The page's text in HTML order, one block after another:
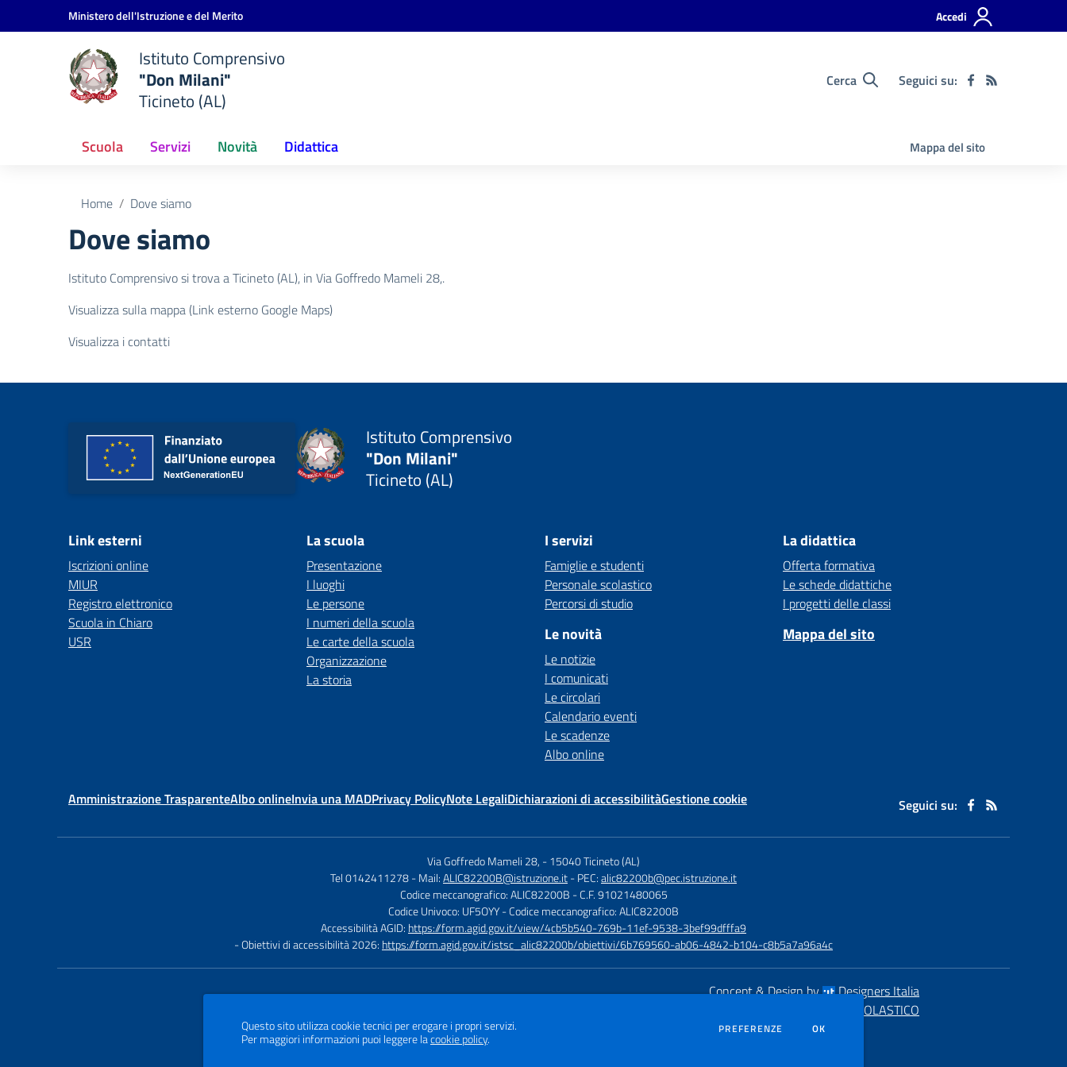
Vai ai contenuti
Vai al menu di navigazioneMinistero dell'Istruzione e del Merito Accedi
Istituto Comprensivo
"Don Milani"
Ticineto (AL)
Cerca Seguici su:
Scuola Servizi Novità Didattica Mappa del sito
Home Dove siamo
Dove siamo
Istituto Comprensivo si trova a Ticineto (AL), in Via Goffredo Mameli 28,.
Visualizza sulla mappa (Link esterno Google Maps)
Visualizza i contatti
Istituto Comprensivo
"Don Milani"
Ticineto (AL)
Link esterni
Iscrizioni online
MIUR
Registro elettronico
Scuola in Chiaro
USR
La scuola
Presentazione
I luoghi
Le persone
I numeri della scuola
Le carte della scuola
Organizzazione
La storia
I servizi
Famiglie e studenti
Personale scolastico
Percorsi di studio
Le novità
Le notizie
I comunicati
Le circolari
Calendario eventi
Le scadenze
Albo online
La didattica
Offerta formativa
Le schede didattiche
I progetti delle classi
Mappa del sito
Amministrazione TrasparenteAlbo onlineInvia una MADPrivacy PolicyNote LegaliDichiarazioni di accessibilitàGestione cookie Seguici su:
Via Goffredo Mameli 28, -15040 Ticineto (AL)
Tel 0142411278- Mail:ALIC82200B@istruzione.it- PEC:alic82200b@pec.istruzione.it
Codice meccanografico: ALIC82200B - C.F. 91021480065
Codice Univoco: UF5OYY- Codice meccanografico: ALIC82200B
Accessibilità AGID: https://form.agid.gov.it/view/4cb5b540-769b-11ef-9538-3bef99dfffa9
- Obiettivi di accessibilità 2026: https://form.agid.gov.it/istsc_alic82200b/obiettivi/6b769560-ab06-4842-b104-c8b5a7a96a4c
Concept & Design by
Designers Italia
SCUOLASTICO
Questo sito utilizza cookie tecnici per erogare i propri servizi.
Per maggiori informazioni puoi leggere lacookie policy.
PREFERENZE DEI COOKIE
OK